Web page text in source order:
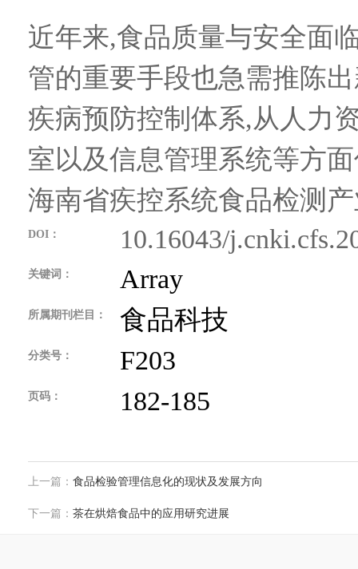
近年来,食品质量与安全面
管的重要手段也急需推陈
疾病预防控制体系,从人力
室以及信息管理系统等方
海南省疾控系统食品检测
DOI： 10.16043/
关键词： Array
所属期刊栏目： 食品科技
分类号： F203
页码： 182-185
上一篇： 食品检验管理信息化的现状及发展方向
下一篇： 茶在烘焙食品中的应用研究进展